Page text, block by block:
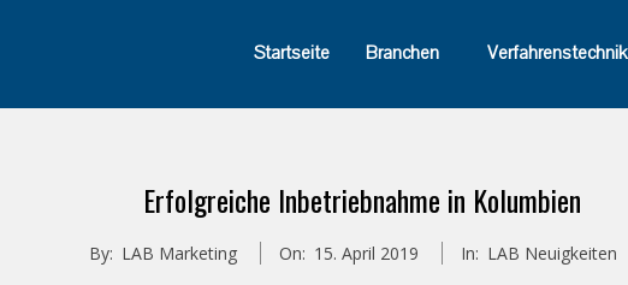
Startseite Branchen Verfahrenstechnik
Erfolgreiche Inbetriebnahme in Kolumbien
By: LAB Marketing On: 15. April 2019 In: LAB Neuigkeiten